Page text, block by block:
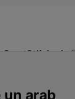
SportStil de viață
arab